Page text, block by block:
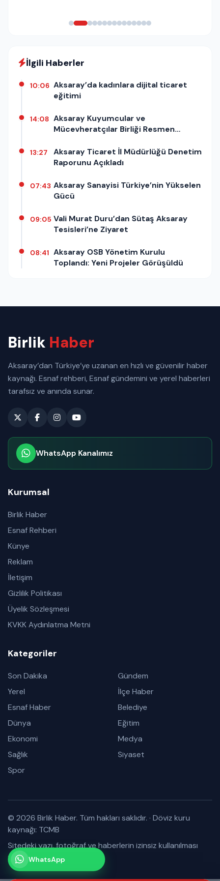
İlgili Haberler
10:06 Aksaray’da kadınlara dijital ticaret
eğitimi
14:08 Aksaray Kuyumcular ve
Mücevheratçılar Birliği Resmen
13:27
Aksaray Ticaret İl Müdürlüğü Denetim
Raporunu Açıkladı
07:43 Aksaray Sanayisi Türkiye’nin Yükselen
Gücü
09:05 Vali Murat Duru’dan Sütaş Aksaray
Tesisleri’ne Ziyaret
08:41 Aksaray OSB Yönetim Kurulu
Toplandı: Yeni Projeler Görüşüldü
Birlik Haber
Aksaray’dan Türkiye’ye uzanan en hızlı ve güvenilir haber
kaynağı. Esnaf rehberi, Esnaf gündemini ve yerel haberleri
tarafsız ve anında sunar.
WhatsApp Kanalımız
Kurumsal
Birlik Haber
Esnaf Rehberi
Künye
Reklam
İletişim
Gizlilik Politikası
Üyelik Sözleşmesi
KVKK Aydınlatma Metni
Kategoriler
Son Dakika
Gündem
Yerel
İlçe Haber
Esnaf Haber
Belediye
Dünya
Eğitim
Ekonomi
Medya
Sağlık
Siyaset
Spor
© 2026 Birlik Haber. Tüm hakları saklıdır. · Döviz kuru
kaynağı: TCMB
Sitedeki yazı, fotoğraf ve haberlerin izinsiz kullanılması
yasaktır.WhatsApp
Kanalımız
Abone olabilirsiniz